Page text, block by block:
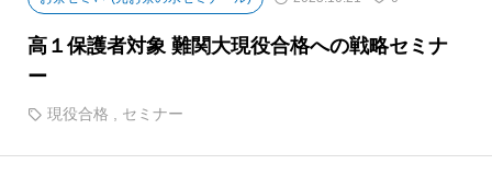
高１保護者対象 難関大現役合格への戦略セミナ
ー
現役合格 , セミナー